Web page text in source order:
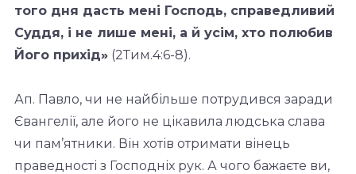
того дня дасть мені Господь, справедливий
Суддя, і не лише мені, а й усім, хто полюбив
Його прихід» (2Тим.4:6-8).
Ап. Павло, чи не найбільше потрудився заради
Євангелії, але його не цікавила людська слава
чи пам’ятники. Він хотів отримати вінець
праведності з Господніх рук. А чого бажаєте ви,